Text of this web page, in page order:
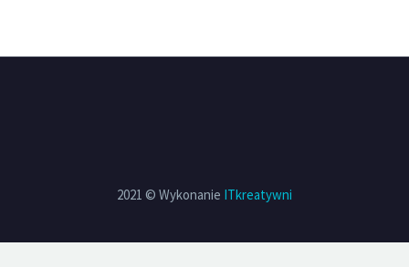
2021 © Wykonanie ITkreatywni